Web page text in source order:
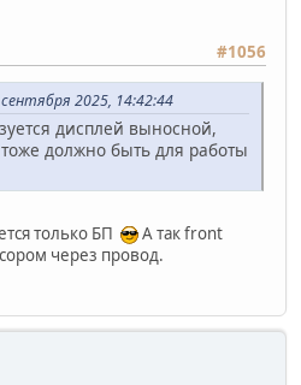
#1056
2025, 14:42:44
дисплей выносной,
должно быть для работы
только БП
А так front
через провод.